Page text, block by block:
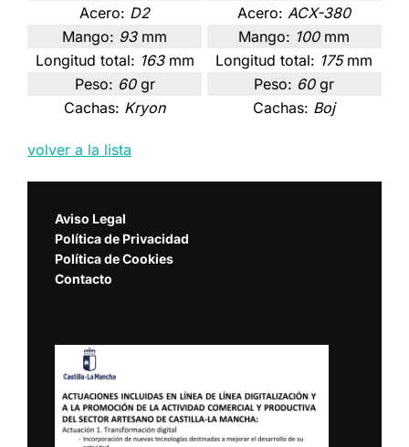
Acero: D2
Mango: 93 mm
Longitud total: 163 mm
Peso: 60 gr
Cachas: Kryon
Acero: ACX-380
Mango: 100 mm
Longitud total: 175 mm
Peso: 60 gr
Cachas: Boj
volver a la lista
Aviso Legal
Política de Privacidad
Política de Cookies
Contacto